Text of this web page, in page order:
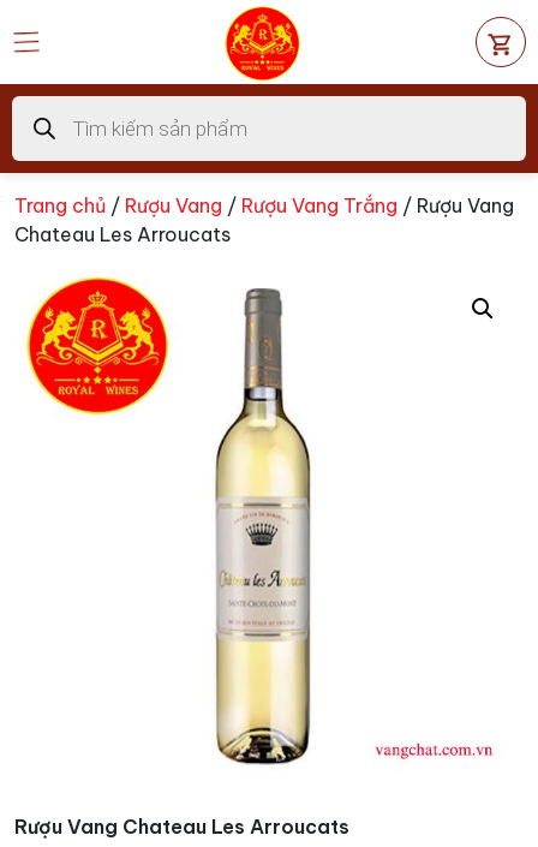
đến
dung
Tìm
kiếm
sản
phẩm
Trang chủ / Rượu Vang / Rượu Vang Trắng / Rượu Vang
Chateau Les Arroucats
Rượu Vang Chateau Les Arroucats